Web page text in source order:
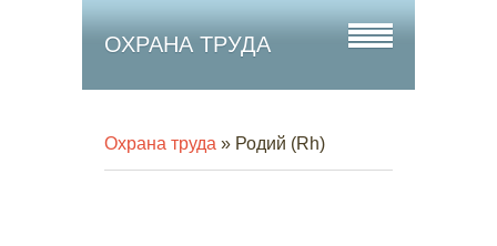
ОХРАНА ТРУДА
Охрана труда » Родий (Rh)